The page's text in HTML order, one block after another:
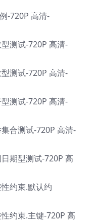
-720P 高清-
测试-720P 高清-
测试-720P 高清-
测试-720P 高清-
合测试-720P 高清-
期型测试-720P 高
约束.默认约
约束.主键-720P 高